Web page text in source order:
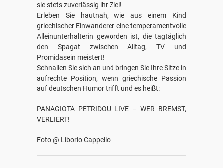
sie stets zuverlässig ihr Ziel!
Erleben Sie hautnah, wie aus einem Kind
griechischer Einwanderer eine temperamentvolle
Alleinunterhalterin geworden ist, die tagtäglich
den Spagat zwischen Alltag, TV und
Promidasein meistert!
Schnallen Sie sich an und bringen Sie Ihre Sitze in
aufrechte Position, wenn griechische Passion
auf deutschen Humor trifft und es heißt:
PANAGIOTA PETRIDOU LIVE – WER BREMST,
VERLIERT!
Foto @ Liborio Cappello